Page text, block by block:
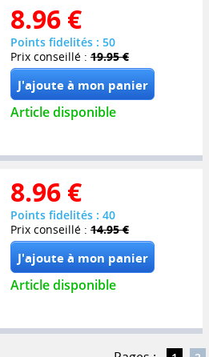
8.96 €
Points fidelités : 50
Prix conseillé : 19.95 €
Article disponible
8.96 €
Points fidelités : 40
Prix conseillé : 14.95 €
Article disponible